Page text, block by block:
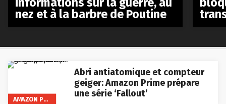
AMAZON PRIME VIDEO
Abri antiatomique et compteur
geiger: Amazon Prime prépare
une série ‘Fallout’
nez et à la barbre de Poutine